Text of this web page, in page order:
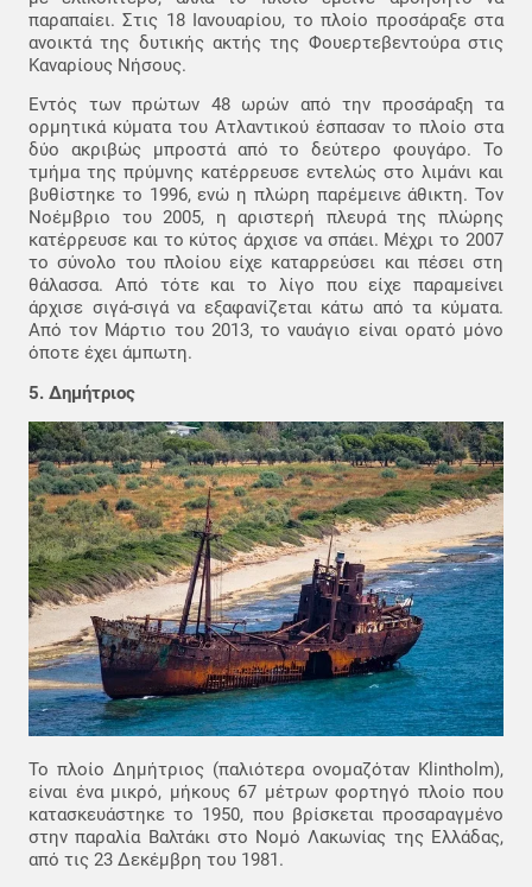
παραπαίει. Στις 18 Ιανουαρίου, το πλοίο προσάραξε στα
ανοικτά της δυτικής ακτής της Φουερτεβεντούρα στις
Καναρίους Νήσους.
Εντός των πρώτων 48 ωρών από την προσάραξη τα
ορμητικά κύματα του Ατλαντικού έσπασαν το πλοίο στα
δύο ακριβώς μπροστά από το δεύτερο φουγάρο. Το
τμήμα της πρύμνης κατέρρευσε εντελώς στο λιμάνι και
βυθίστηκε το 1996, ενώ η πλώρη παρέμεινε άθικτη. Τον
Νοέμβριο του 2005, η αριστερή πλευρά της πλώρης
κατέρρευσε και το κύτος άρχισε να σπάει. Μέχρι το 2007
το σύνολο του πλοίου είχε καταρρεύσει και πέσει στη
θάλασσα. Από τότε και το λίγο που είχε παραμείνει
άρχισε σιγά-σιγά να εξαφανίζεται κάτω από τα κύματα.
Από τον Μάρτιο του 2013, το ναυάγιο είναι ορατό μόνο
όποτε έχει άμπωτη.
5. Δημήτριος
Το πλοίο Δημήτριος (παλιότερα ονομαζόταν Klintholm),
είναι ένα μικρό, μήκους 67 μέτρων φορτηγό πλοίο που
κατασκευάστηκε το 1950, που βρίσκεται προσαραγμένο
στην παραλία Βαλτάκι στο Νομό Λακωνίας της Ελλάδας,
από τις 23 Δεκέμβρη του 1981.